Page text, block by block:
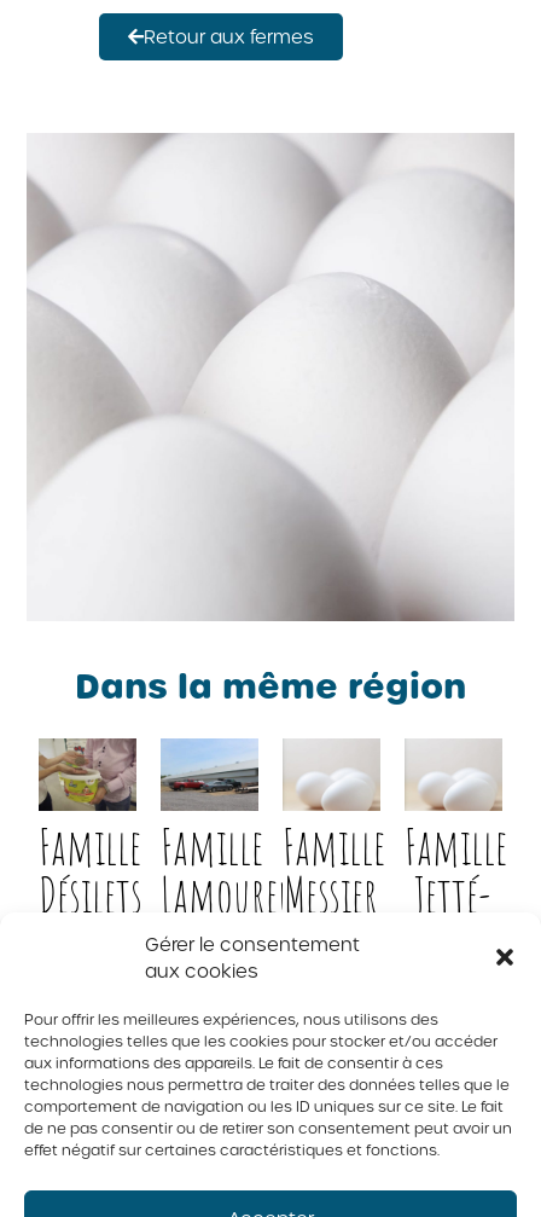
Gérer le consentement
aux cookies
Pour offrir les meilleures expériences, nous utilisons des
technologies telles que les cookies pour stocker et/ou accéder
aux informations des appareils. Le fait de consentir à ces
technologies nous permettra de traiter des données telles que le
comportement de navigation ou les ID uniques sur ce site. Le fait
de ne pas consentir ou de retirer son consentement peut avoir un
effet négatif sur certaines caractéristiques et fonctions.
Retour aux fermes
Dans la même région
Famille
Désilets
Famille
Lamoureux
4530331
Canada
inc.
Famille
Messier
Entreprise
Élydelle
Famille
Jetté-
Bertrand
© 2026 Tous droits réservés. Fédération des producteurs d’oeufs
du Québec